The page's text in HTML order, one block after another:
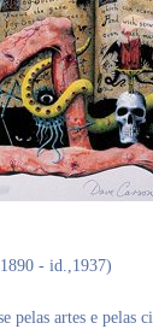
- id.,1937)
pelas artes e pelas